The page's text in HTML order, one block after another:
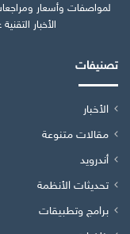
لمواصفات وأسعار
الأخبار
تصنيفات
الأخبار
مقالات متنوعة
أندرويد
تحديثات الأنظمة
برامج وتطبيقات